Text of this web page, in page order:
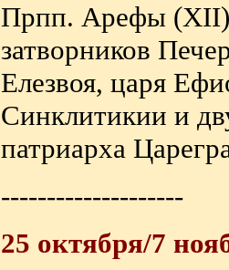
Прпп. Арефы
затворников
Елезвоя, царя
Синклитикии и
патриарха
--------------------
25 октября/7